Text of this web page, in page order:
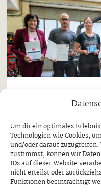
Um dir ein optimales
Technologien wie Cookies,
und/oder darauf
zustimmst, können wir
IDs auf dieser Website
nicht erteilst oder
Funktionen beeinträchtigt
„Lehrling des
Ginzling
MAGDALENA